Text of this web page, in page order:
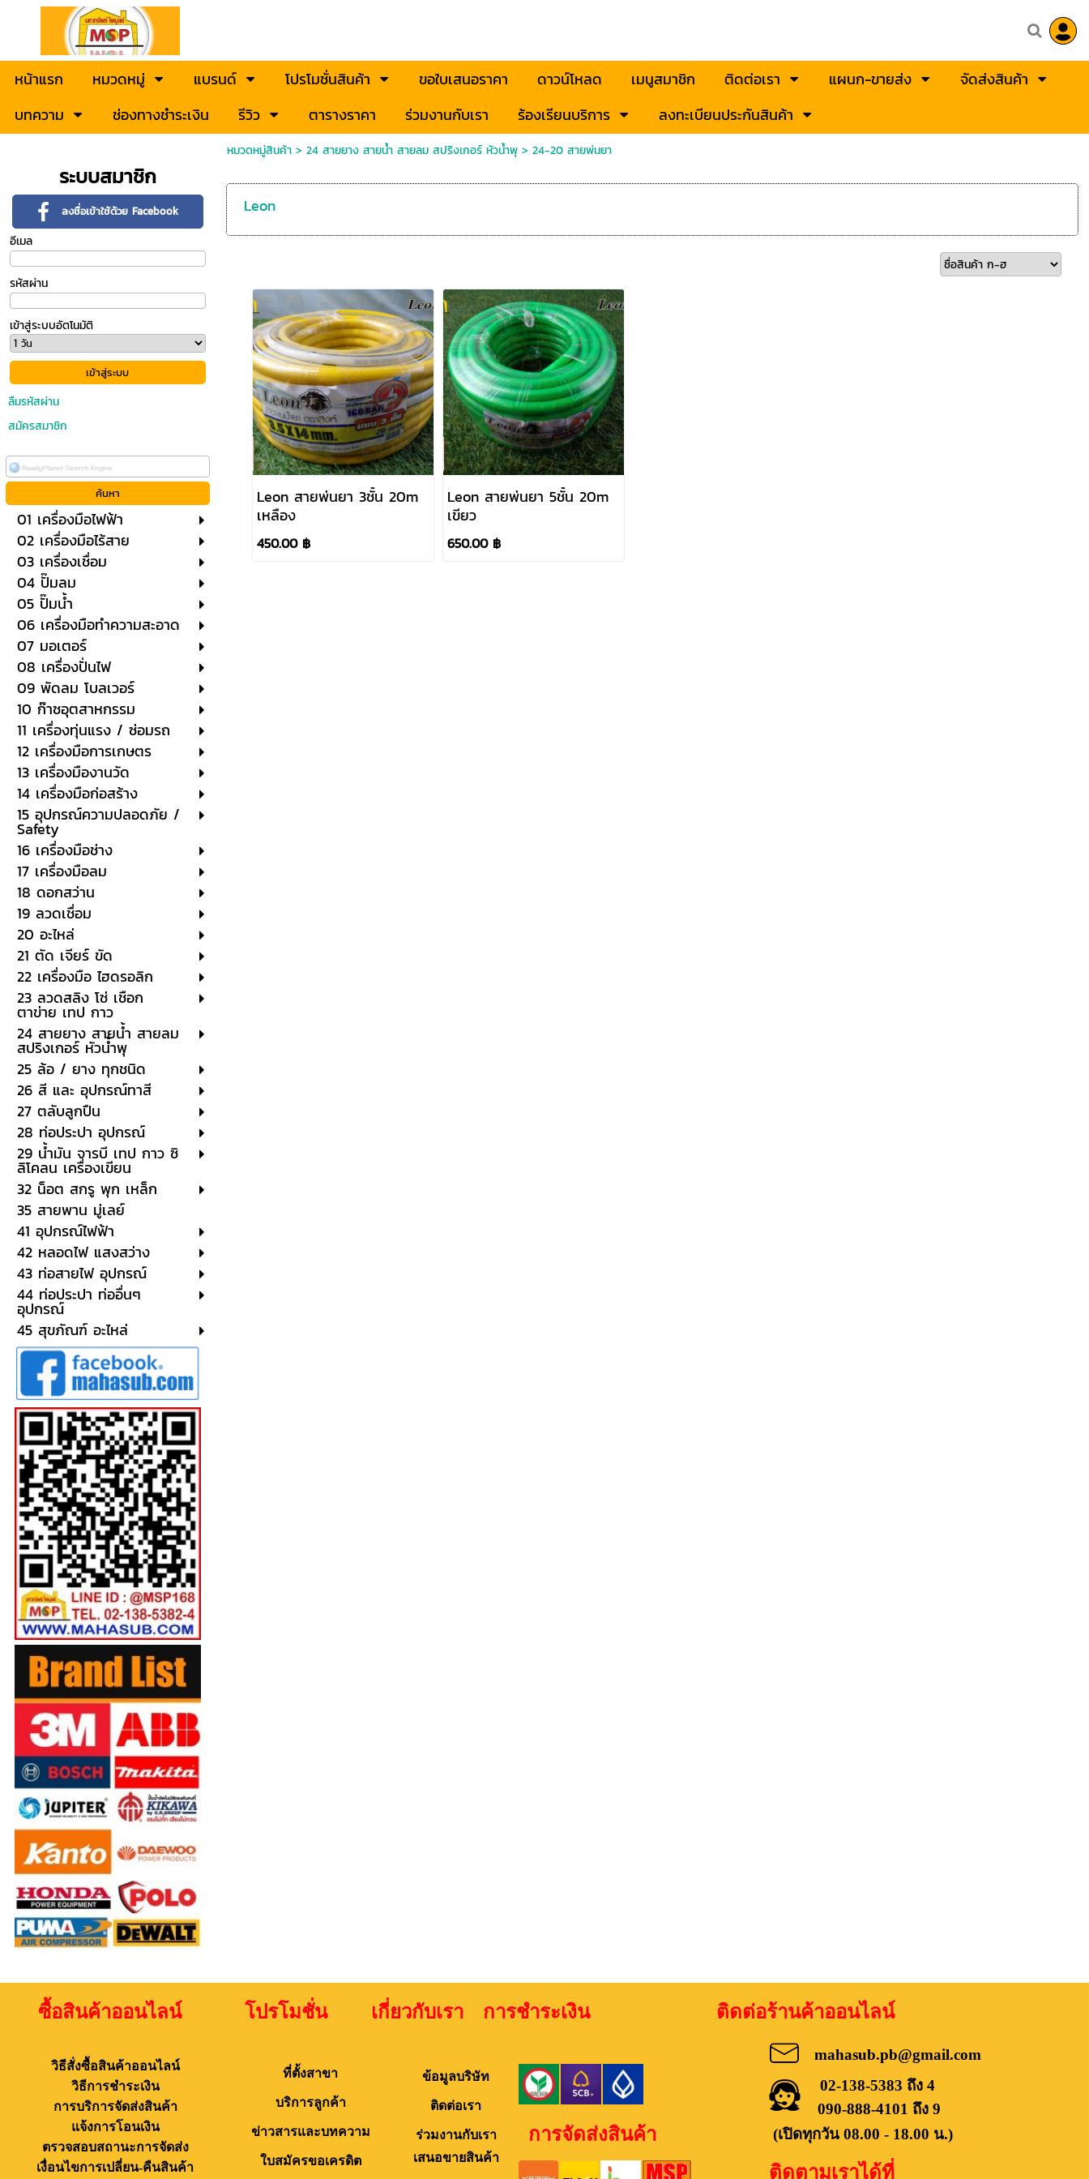
หน้าแรก หมวดหมู่ แบรนด์ โปรโมชั่นสินค้า ขอใบเสนอราคา ดาวน์โหลด เมนูสมาชิก ติดต่อเรา แผนก-ขายส่ง
จัดส่งสินค้า
บทความ
ช่องทางชำระเงิน รีวิว ตารางราคา ร่วมงานกับเรา ร้องเรียนบริการ ลงทะเบียนประกันสินค้า
ระบบสมาชิก
ลงชื่อเข้าใช้ด้วย Facebook
อีเมล
รหัสผ่าน
เข้าสู่ระบบอัตโนมัติ
ลืมรหัสผ่าน
สมัครสมาชิก
01 เครื่องมือไฟฟ้า
02 เครื่องมือไร้สาย
03 เครื่องเชื่อม
04 ปั๊มลม
05 ปั๊มน้ำ
06 เครื่องมือทำความสะอาด
07 มอเตอร์
08 เครื่องปั่นไฟ
09 พัดลม โบลเวอร์
10 ก๊าซอุตสาหกรรม
11 เครื่องทุ่นแรง / ซ่อมรถ
12 เครื่องมือการเกษตร
13 เครื่องมืองานวัด
14 เครื่องมือก่อสร้าง
15 อุปกรณ์ความปลอดภัย /
Safety
16 เครื่องมือช่าง
17 เครื่องมือลม
18 ดอกสว่าน
19 ลวดเชื่อม
20 อะไหล่
21 ตัด เจียร์ ขัด
22 เครื่องมือ ไฮดรอลิก
23 ลวดสลิง โซ่ เชือก
ตาข่าย เทป กาว
24 สายยาง สายน้ำ สายลม
สปริงเกอร์ หัวน้ำพุ
25 ล้อ / ยาง ทุกชนิด
26 สี และ อุปกรณ์ทาสี
27 ตลับลูกปืน
28 ท่อประปา อุปกรณ์
29 น้ำมัน จารบี เทป กาว ซิ
ลิโคลน เครื่องเขียน
32 น็อต สกรู พุก เหล็ก
35 สายพาน มู่เลย์
41 อุปกรณ์ไฟฟ้า
42 หลอดไฟ แสงสว่าง
43 ท่อสายไฟ อุปกรณ์
44 ท่อประปา ท่ออื่นๆ
อุปกรณ์
45 สุขภัณฑ์ อะไหล่
หมวดหมู่สินค้า> 24 สายยาง สายน้ำ สายลม สปริงเกอร์ หัวน้ำพุ> 24-20 สายพ่นยา
Leon
Leon สายพ่นยา 3ชั้น 20m
เหลือง
450.00 ฿
Leon สายพ่นยา 5ชั้น 20m
เขียว
650.00 ฿
ซื้อสินค้าออนไลน์ โปรโมชั่น เกี่ยวกับเรา การชำระเงิน ติดต่อร้านค้าออนไลน์
วิธีสั่งซื้อสินค้าออนไลน์
วิธีการชำระเงิน
การบริการจัดส่งสินค้า
แจ้งการโอนเงิน
ตรวจสอบสถานะการจัดส่ง
เงื่อนไขการเปลี่ยน-คืนสินค้า
ที่ตั้งสาขา
บริการลูกค้า
ข่าวสารและบทความ
ใบสมัครขอเครดิต
ข้อมูลบริษัท
ติดต่อเรา
ร่วมงานกับเรา
เสนอขายสินค้า
การจัดส่งสินค้า
mahasub.pb@gmail.com
02-138-5383 ถึง 4
090-888-4101 ถึง 9
(เปิดทุกวัน 08.00 - 18.00 น.)
ติดตามเราได้ที่